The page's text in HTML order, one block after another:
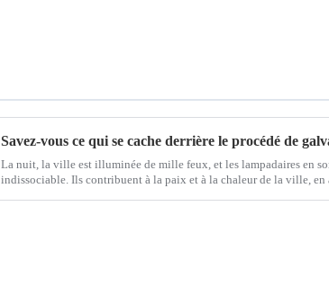
La nuit, la ville est illuminée de mille feux, et les lampadaires en
indissociable. Ils contribuent à la paix et à la chaleur de la ville, en